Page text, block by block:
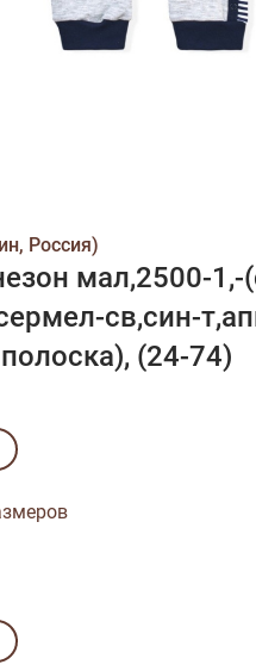
Россия)
мал,2500-1,-
св,син-
(24-74)